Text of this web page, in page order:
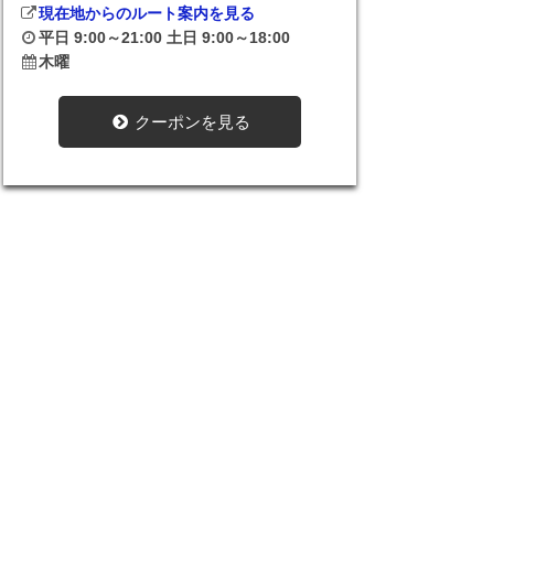
現在地からのルート案内を見る
平日 9:00～21:00 土日 9:00～18:00
木曜
クーポンを見る